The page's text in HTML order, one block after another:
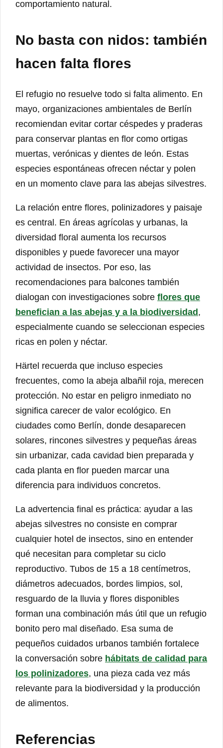
comportamiento natural.
No basta con nidos: también
hacen falta flores
El refugio no resuelve todo si falta alimento. En
mayo, organizaciones ambientales de Berlín
recomiendan evitar cortar céspedes y praderas
para conservar plantas en flor como ortigas
muertas, verónicas y dientes de león. Estas
especies espontáneas ofrecen néctar y polen
en un momento clave para las abejas silvestres.
La relación entre flores, polinizadores y paisaje
es central. En áreas agrícolas y urbanas, la
diversidad floral aumenta los recursos
disponibles y puede favorecer una mayor
actividad de insectos. Por eso, las
recomendaciones para balcones también
dialogan con investigaciones sobre flores que
benefician a las abejas y a la biodiversidad ,
especialmente cuando se seleccionan especies
ricas en polen y néctar.
Härtel recuerda que incluso especies
frecuentes, como la abeja albañil roja, merecen
protección. No estar en peligro inmediato no
significa carecer de valor ecológico. En
ciudades como Berlín, donde desaparecen
solares, rincones silvestres y pequeñas áreas
sin urbanizar, cada cavidad bien preparada y
cada planta en flor pueden marcar una
diferencia para individuos concretos.
La advertencia final es práctica: ayudar a las
abejas silvestres no consiste en comprar
cualquier hotel de insectos, sino en entender
qué necesitan para completar su ciclo
reproductivo. Tubos de 15 a 18 centímetros,
diámetros adecuados, bordes limpios, sol,
resguardo de la lluvia y flores disponibles
forman una combinación más útil que un refugio
bonito pero mal diseñado. Esa suma de
pequeños cuidados urbanos también fortalece
la conversación sobre hábitats de calidad para
los polinizadores, una pieza cada vez más
relevante para la biodiversidad y la producción
de alimentos.
Referencias